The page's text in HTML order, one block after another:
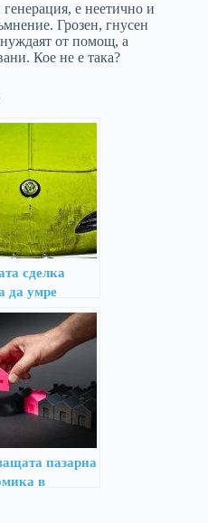
е неетично и
Грозен, гнусен
от помощ, а
Кое не е така?
сделка
да умре
пазарна
в